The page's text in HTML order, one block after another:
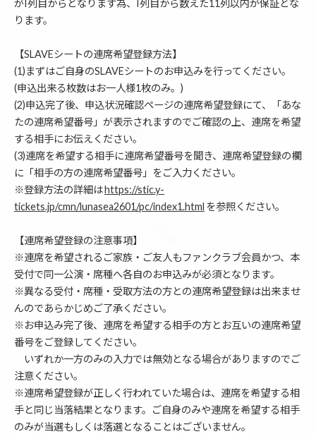
がI列目からとなります為、I列目から数えた11列以内が保証とな
ります。
【SLAVEシートの連席希望登録方法】
(1)まずはご自身のSLAVEシートのお申込みを行ってください。
(申込出来る枚数はお一人様1枚のみ。)
(2)申込完了後、申込状況確認ページの連席希望登録にて、「あな
たの連席希望番号」が表示されますのでご確認の上、連席を希望
する相手にお伝えください。
(3)連席を希望する相手に連席希望番号を聞き、連席希望登録の欄
に「相手の方の連席希望番号」をご入力ください。
※登録方法の詳細は https://stic.y-
tickets.jp/cmn/lunasea2601/pc/index1.html を参照ください。
【連席希望登録の注意事項】
※連席を希望されるご家族・ご友人もファンクラブ会員かつ、本
受付で同一公演・席種へ各自のお申込みが必須となります。
※異なる受付・席種・受取方法の方との連席希望登録は出来ませ
んのであらかじめご了承ください。
※お申込み完了後、連席を希望する相手の方とお互いの連席希望
番号をご登録してください。
いずれか一方のみの入力では無効となる場合がありますのでご
注意ください。
※連席希望登録が正しく行われていた場合は、連席を希望する相
手と同じ当落結果となります。ご自身のみや連席を希望する相手
のみが当選もしくは落選となることはございません。